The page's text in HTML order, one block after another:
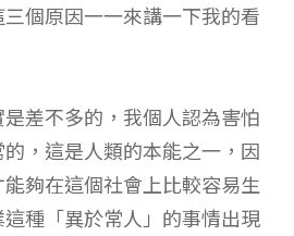
個原因一一來講一下我的看
差不多的，我個人認為害怕
，這是人類的本能之一，因
夠在這個社會上比較容易生
種「異於常人」的事情出現